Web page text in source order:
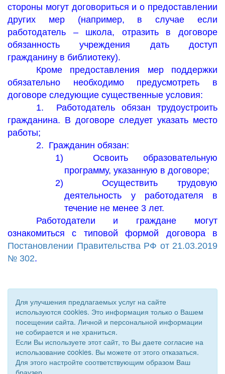
стороны могут договориться и о предоставлении
других мер (например, в случае если
работодатель – школа, отразить в договоре
обязанность учреждения дать доступ
гражданину в библиотеку).
Кроме предоставления мер поддержки
обязательно необходимо предусмотреть в
договоре следующие существенные условия:
1.
Работодатель обязан трудоустроить
гражданина. В договоре следует указать место
работы;
2. Гражданин обязан:
1)
Освоить образовательную
программу, указанную в договоре;
2)
Осуществить трудовую
деятельность у работодателя в
течение не менее 3 лет.
Работодатели и граждане могут
ознакомиться с типовой формой договора в
Постановлении Правительства РФ от 21.03.2019
№ 302.
© 2011 - 2026 Уполномоченный по правам человека. Все
Для улучшения предлагаемых услуг на сайте
используются cookies. Это информация только о Вашем
посещении сайта. Личной и персональной информации
не собирается и не храниться.
Если Вы используете этот сайт, то Вы даете согласие на
использование cookies. Вы можете от этого отказаться.
Для этого настройте соответствующим образом Ваш
браузер.